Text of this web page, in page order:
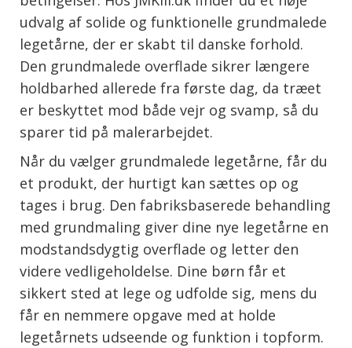
udvalg af solide og funktionelle grundmalede
legetårne, der er skabt til danske forhold.
Den grundmalede overflade sikrer længere
holdbarhed allerede fra første dag, da træet
er beskyttet mod både vejr og svamp, så du
sparer tid på malerarbejdet.
Når du vælger grundmalede legetårne, får du
et produkt, der hurtigt kan sættes op og
tages i brug. Den fabriksbaserede behandling
med grundmaling giver dine nye legetårne en
modstandsdygtig overflade og letter den
videre vedligeholdelse. Dine børn får et
sikkert sted at lege og udfolde sig, mens du
får en nemmere opgave med at holde
legetårnets udseende og funktion i topform.